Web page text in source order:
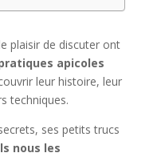
plaisir de discuter ont
apicoles
leur histoire, leur
techniques.
ses petits trucs
nous les